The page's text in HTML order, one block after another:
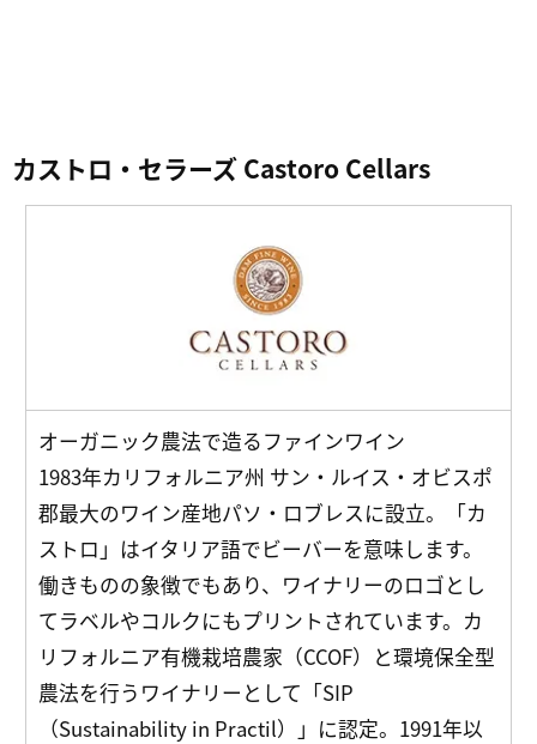
カストロ・セラーズ Castoro Cellars
オーガニック農法で造るファインワイン
1983年カリフォルニア州 サン・ルイス・オビスポ
郡最大のワイン産地パソ・ロブレスに設立。「カ
ストロ」はイタリア語でビーバーを意味します。
働きものの象徴でもあり、ワイナリーのロゴとし
てラベルやコルクにもプリントされています。カ
リフォルニア有機栽培農家（CCOF）と環境保全型
農法を行うワイナリーとして「SIP
（Sustainability in Practil）」に認定。1991年以